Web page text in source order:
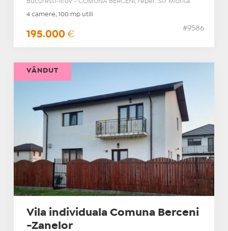
Bucuresti-Ilfov - COMUNA BERCENI, reper: Str Miorita
4 camere, 100 mp utili
195.000 €
#9586
Vila individuala Comuna Berceni
-Zanelor
VÂNDUT